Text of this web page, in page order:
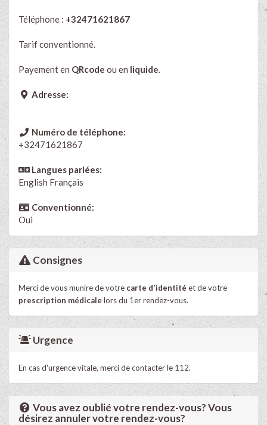
Téléphone : +32471621867
Tarif conventionné.
Payement en QRcode ou en liquide
Adresse:
Numéro de téléphone:
+32471621867
Langues parlées:
English Français
Conventionné:
Oui
Consignes
Merci de vous munire de votre carte d'identité et de votre
prescription médicale lors du 1er rendez-vous.
Urgence
En cas d'urgence vitale, merci de contacter le 112.
Vous avez oublié votre rendez-vous? Vous
désirez annuler votre rendez-vous?